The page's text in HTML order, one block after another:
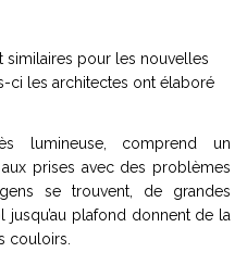
similaires pour les nouvelles
ci les architectes ont élaboré
lumineuse, comprend un
prises avec des problèmes
se trouvent, de grandes
plafond donnent de la
couloirs.